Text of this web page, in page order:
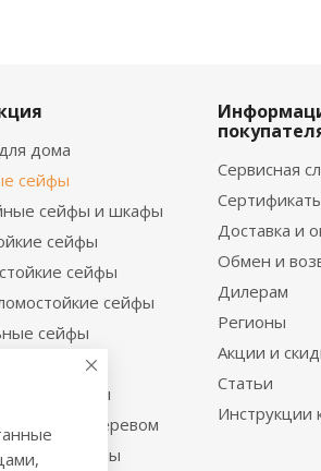
дома
сейфы
сейфы и шкафы
сейфы
сейфы
сейфы
сейфы
сейфы
сейфы
отделкой деревом
шкафы
Сервисная
Доставка и
Обмен и
Дилерам
Регионы
Акции и
Статьи
Инструкции